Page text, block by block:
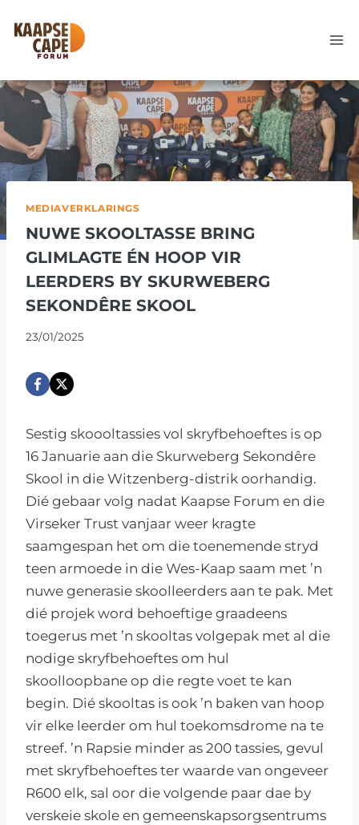
content
MEDIAVERKLARINGS
NUWE SKOOLTASSE BRING
GLIMLAGTE ÉN HOOP VIR
LEERDERS BY SKURWEBERG
SEKONDÊRE SKOOL
23/01/2025
Sestig skoooltassies vol skryfbehoeftes is op
16 Januarie aan die Skurweberg Sekondêre
Skool in die Witzenberg-distrik oorhandig.
Dié gebaar volg nadat Kaapse Forum en die
Virseker Trust vanjaar weer kragte
saamgespan het om die toenemende stryd
teen armoede in die Wes-Kaap saam met ’n
nuwe generasie skoolleerders aan te pak. Met
dié projek word behoeftige graadeens
toegerus met ’n skooltas volgepak met al die
nodige skryfbehoeftes om hul
skoolloopbane op die regte voet te kan
begin. Dié skooltas is ook ’n baken van hoop
vir elke leerder om hul toekomsdrome na te
streef. ’n Rapsie minder as 200 tassies, gevul
met skryfbehoeftes ter waarde van ongeveer
R600 elk, sal oor die volgende paar dae by
verskeie skole en gemeenskapsorgsentrums